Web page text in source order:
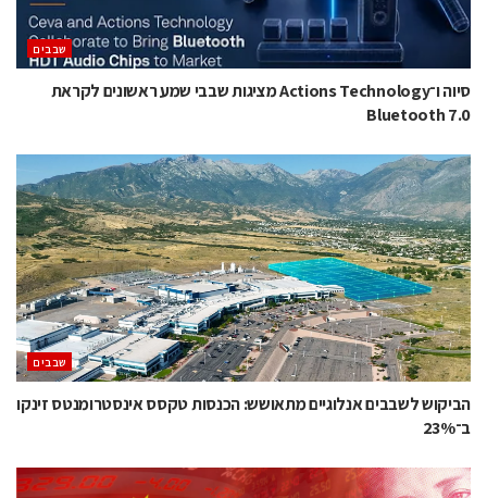
‫שבבים‬
סיוה ו־Actions Technology מציגות שבבי שמע ראשונים לקראת
Bluetooth 7.0
‫שבבים‬
הביקוש לשבבים אנלוגיים מתאושש: הכנסות טקסס אינסטרומנטס זינקו
ב־23%